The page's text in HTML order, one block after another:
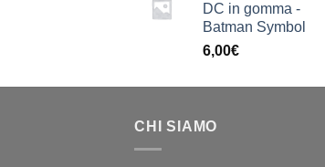
DC in gomma -
Batman Symbol
6,00€
CHI SIAMO